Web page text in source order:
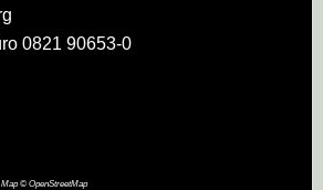
0821 90653-0
© OpenStreetMap